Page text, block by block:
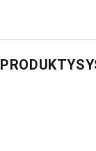
PRODUKTY